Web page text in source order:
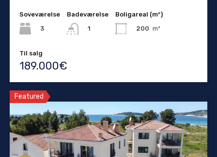
Soveværelse
3
Badeværelse
1
Boligareal (m²)
200 m²
Til salg
189.000€
Featured